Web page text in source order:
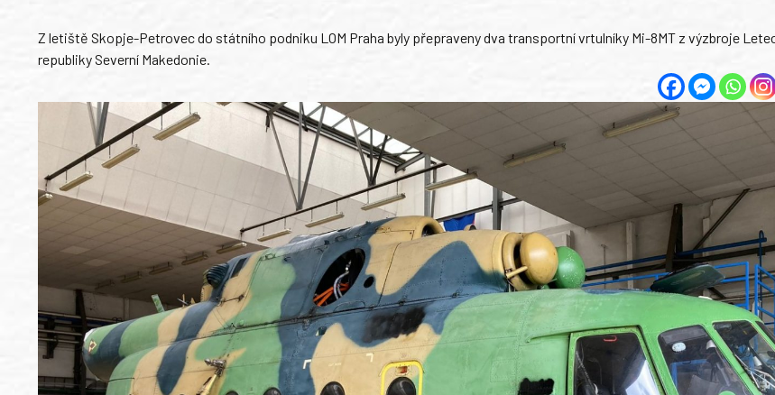
Z letiště Skopje-Petrovec do státního podniku LOM Praha byly přepraveny dva transportní vrtulníky Mi-8MT z výzbroje
republiky Severní Makedonie.